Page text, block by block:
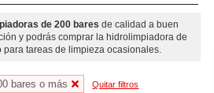
de 200 bares de calidad a buen
y podrás comprar la hidrolimpiadora de
tareas de limpieza ocasionales.
bares o más Quitar filtros